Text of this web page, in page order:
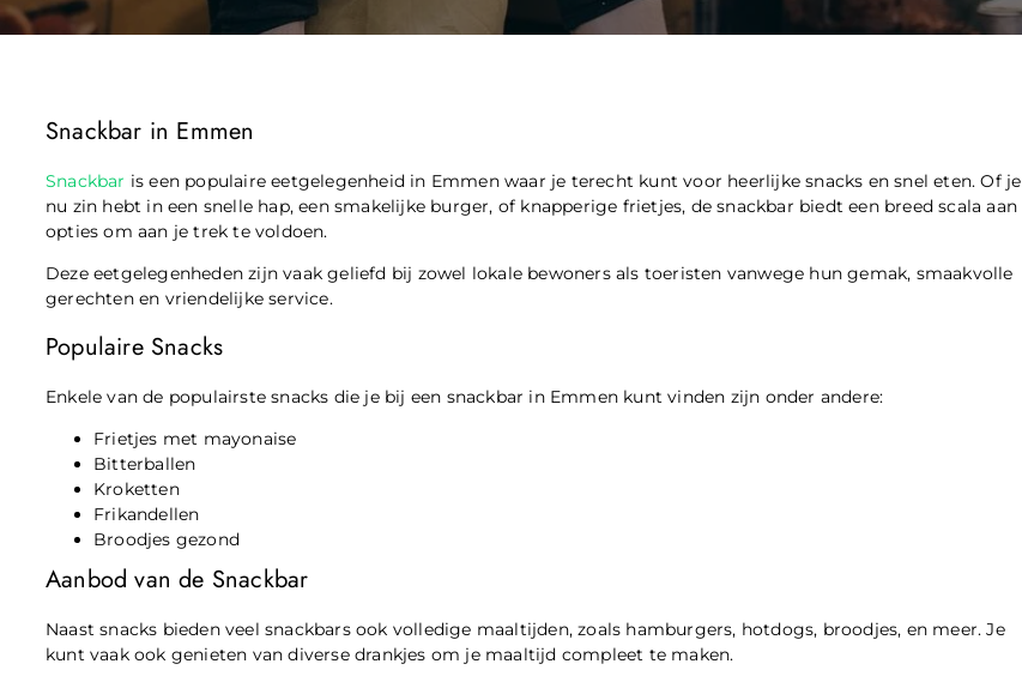
Snackbar in Emmen
Snackbar is een populaire eetgelegenheid in Emmen waar je terecht kunt voor heerlijke snacks en snel eten. Of je
nu zin hebt in een snelle hap, een smakelijke burger, of knapperige frietjes, de snackbar biedt een breed scala aan
opties om aan je trek te voldoen.
Deze eetgelegenheden zijn vaak geliefd bij zowel lokale bewoners als toeristen vanwege hun gemak, smaakvolle
gerechten en vriendelijke service.
Populaire Snacks
Enkele van de populairste snacks die je bij een snackbar in Emmen kunt vinden zijn onder andere:
Frietjes met mayonaise
Bitterballen
Kroketten
Frikandellen
Broodjes gezond
Aanbod van de Snackbar
Naast snacks bieden veel snackbars ook volledige maaltijden, zoals hamburgers, hotdogs, broodjes, en meer. Je
kunt vaak ook genieten van diverse drankjes om je maaltijd compleet te maken.